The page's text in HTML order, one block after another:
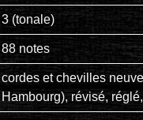
3 (tonale)
88 notes
cordes et chevilles
Hambourg), révisé,